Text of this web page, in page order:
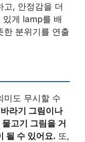
고, 안정감을 더
게 lamp를 배
한 분위기를 연출
미도 무시할 수
라기 그림이나
고기 그림을 거
될 수 있어요. 또,